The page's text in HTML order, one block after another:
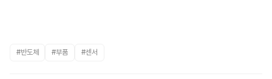
#반도체 #부품 #센서